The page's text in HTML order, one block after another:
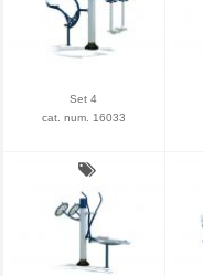
Set 4
cat. num. 16033